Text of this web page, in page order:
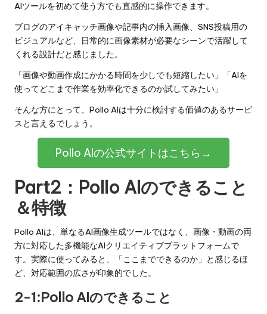
AIツールを初めて使う方でも直感的に操作できます。
ブログのアイキャッチ画像や記事内の挿入画像、SNS投稿用の
ビジュアルなど、日常的に画像素材が必要なシーンで活躍して
くれる設計だと感じました。
「画像や動画作成にかかる時間を少しでも短縮したい」「AIを
使ってどこまで作業を効率化できるのか試してみたい」
そんな方にとって、Pollo AIは十分に検討する価値のあるサービ
スと言えるでしょう。
Pollo AIの公式サイトはこちら→
Part2：Pollo AIのできること
＆特徴
Pollo AIは、単なるAI画像生成ツールではなく、画像・動画の両
方に対応した多機能なAIクリエイティブプラットフォームで
す。実際に使ってみると、「ここまでできるのか」と感じるほ
ど、対応範囲の広さが印象的でした。
2-1:Pollo AIのできること